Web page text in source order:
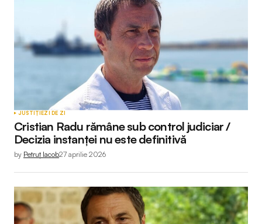
JUSTIȚIEZI DE ZI
Cristian Radu rămâne sub control judiciar /
Decizia instanței nu este definitivă
by Petruț Iacob27 aprilie 2026